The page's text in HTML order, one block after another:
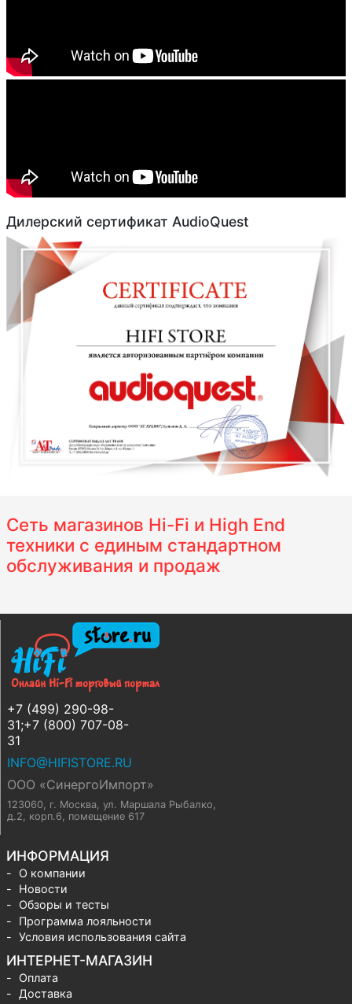
Дилерский сертификат AudioQuest
Сеть магазинов Hi-Fi и High End
техники с единым стандартном
обслуживания и продаж
+7 (499) 290-98-
31;+7 (800) 707-08-
31
INFO@HIFISTORE.RU
ООО «СинергоИмпорт»
123060, г. Москва ул. Маршала Рыбалко,
д.2, корп.6, помещение 617
ИНФОРМАЦИЯ
О компании
Новости
Обзоры и тесты
Программа лояльности
Условия использования сайта
ИНТЕРНЕТ-МАГАЗИН
Оплата
Доставка